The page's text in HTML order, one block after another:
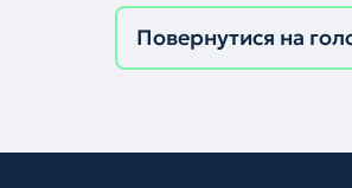
Повернутися на